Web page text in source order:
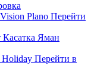
Vision Plano Перейти
Касатка Яман
Holiday Перейти в